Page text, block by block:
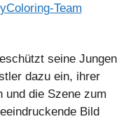
Team
seine Jungen
dazu ein, ihrer
und die Szene zum
Bild